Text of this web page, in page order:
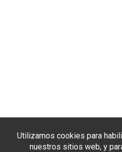
Utilizamos cookies para
nuestros sitios web, y